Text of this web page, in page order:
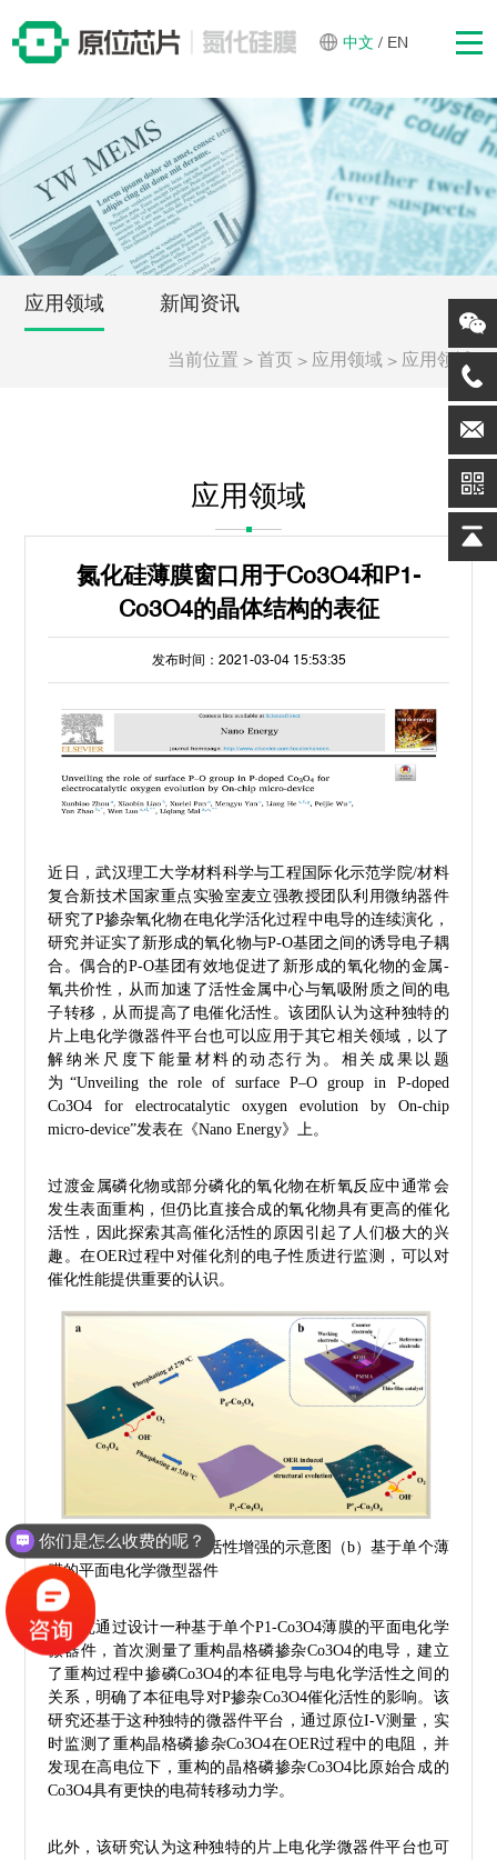
中文 / EN
应用领域 新闻资讯
当前位置 > 首页> 应用领域 > 应用领域
应用领域
氮化硅薄膜窗口用于Co3O4和P1-
Co3O4的晶体结构的表征
发布时间：2021-03-04 15:53:35
近日，武汉理工大学材料科学与工程国际化示范学院/材料
复合新技术国家重点实验室麦立强教授团队利用微纳器件
研究了P掺杂氧化物在电化学活化过程中电导的连续演化，
研究并证实了新形成的氧化物与P-O基团之间的诱导电子耦
合。偶合的P-O基团有效地促进了新形成的氧化物的金属-
氧共价性，从而加速了活性金属中心与氧吸附质之间的电
子转移，从而提高了电催化活性。该团队认为这种独特的
片上电化学微器件平台也可以应用于其它相关领域，以了
解纳米尺度下能量材料的动态行为。相关成果以题
为“Unveiling the role of surface P–O group in P-doped
Co3O4 for electrocatalytic oxygen evolution by On-chip
micro-device”发表在《Nano Energy》上。
过渡金属磷化物或部分磷化的氧化物在析氧反应中通常会
发生表面重构，但仍比直接合成的氧化物具有更高的催化
活性，因此探索其高催化活性的原因引起了人们极大的兴
趣。在OER过程中对催化剂的电子性质进行监测，可以对
催化性能提供重要的认识。
（a）P–O基团诱导OER活性增强的示意图（b）基于单个薄
膜的平面电化学微型器件
该研究通过设计一种基于单个P1-Co3O4薄膜的平面电化学
微器件，首次测量了重构晶格磷掺杂Co3O4的电导，建立
了重构过程中掺磷Co3O4的本征电导与电化学活性之间的
关系，明确了本征电导对P掺杂Co3O4催化活性的影响。该
研究还基于这种独特的微器件平台，通过原位I-V测量，实
时监测了重构晶格磷掺杂Co3O4在OER过程中的电阻，并
发现在高电位下，重构的晶格磷掺杂Co3O4比原始合成的
Co3O4具有更快的电荷转移动力学。
此外，该研究认为这种独特的片上电化学微器件平台也可
你们是怎么收费的呢？